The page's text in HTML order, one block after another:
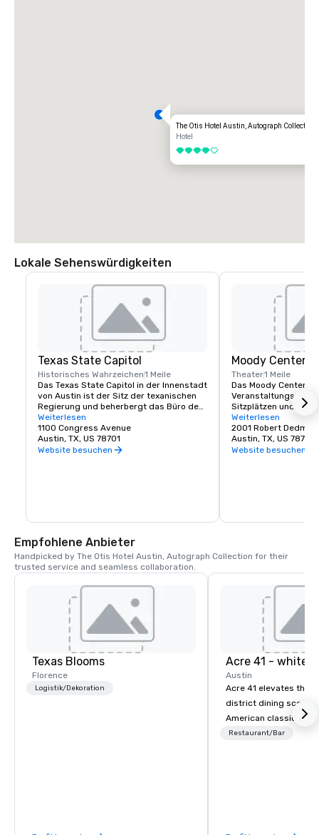
The Otis Hotel Austin, Autograph Collection
Hotel
4 von 5
Lokale Sehenswürdigkeiten
Texas State Capitol
Historisches Wahrzeichen1 Meile
Das Texas State Capitol in der Innenstadt
von Austin ist der Sitz der texanischen
Regierung und beherbergt das Büro des
Gouverneurs und die Legislative des
Bundesstaates. Das 1888
fertiggestellte, 302 Fuß hohe
Renaissance-Gebäude besteht aus
Weiterlesen
1100 Congress Avenue
Austin, TX, US 78701
Website besuchen
Moody Center
Theater1 Meile
Das Moody Center
Veranstaltungsort
Sitzplätzen und über
Jahr voller
Das Moody Center
größten Namen der
veranstaltet
Weiterlesen
2001 Robert
Austin, TX, US 78712
Website besuchen
Empfohlene Anbieter
Handpicked by The Otis Hotel Austin, Autograph Collection for their
trusted service and seamless collaboration.
Texas Blooms
Florence
Logistik/Dekoration
Acre 41 -
Austin
Acre 41 elevates the
district dining scene
American classics in
casual atmosphere.
Restaurant/Bar